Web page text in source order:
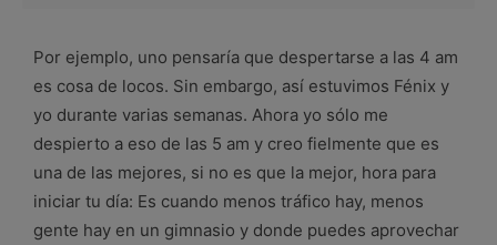
Por ejemplo, uno pensaría que despertarse a las 4 am
es cosa de locos. Sin embargo, así estuvimos Fénix y
yo durante varias semanas. Ahora yo sólo me
despierto a eso de las 5 am y creo fielmente que es
una de las mejores, si no es que la mejor, hora para
iniciar tu día: Es cuando menos tráfico hay, menos
gente hay en un gimnasio y donde puedes aprovechar